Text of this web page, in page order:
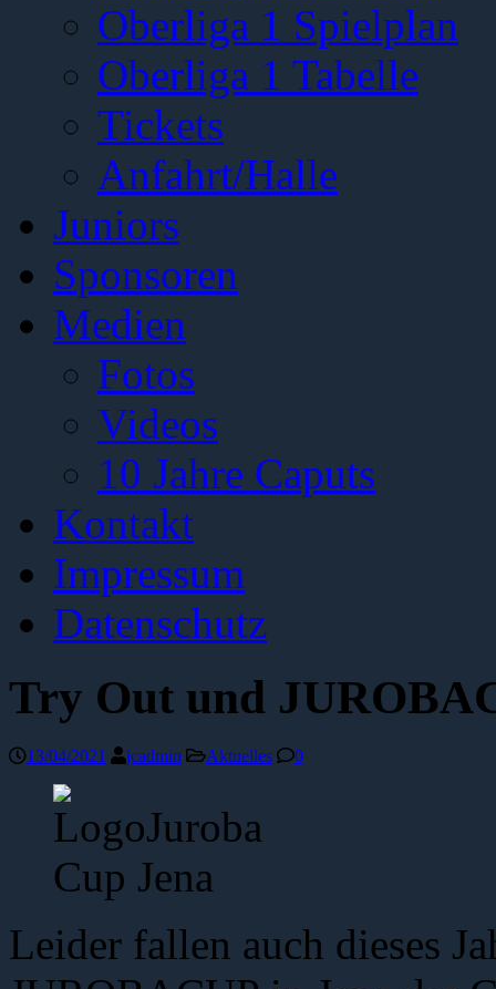
Oberliga 1 Spielplan
Oberliga 1 Tabelle
Tickets
Anfahrt/Halle
Juniors
Sponsoren
Medien
Fotos
Videos
10 Jahre Caputs
Kontakt
Impressum
Datenschutz
Try Out und
13/04/2021 jcadmin Aktuelles 0
Leider fallen auch dieses